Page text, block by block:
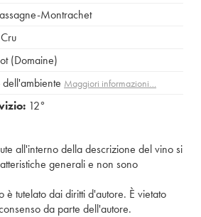
Montrachet
(Domaine)
dell'ambiente Maggiori informazioni…
12°
all'interno della descrizione del vino si
generali e non sono
è tutelato dai diritti d'autore. È vietato
da parte dell'autore.